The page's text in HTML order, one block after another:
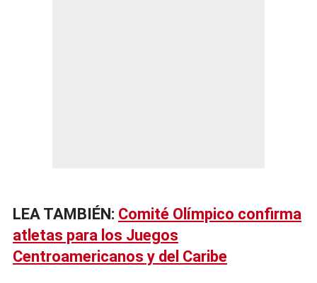
LEA TAMBIÉN: Comité Olímpico confirma
atletas para los Juegos
Centroamericanos y del Caribe